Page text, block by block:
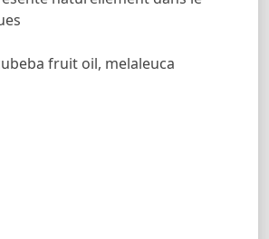
fruit oil, melaleuca